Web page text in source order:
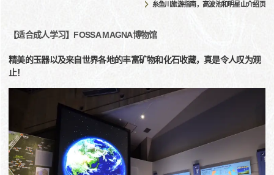
糸鱼川旅游指南，高波池和明星山介绍页
【适合成人学习】FOSSA MAGNA博物馆
精美的玉器以及来自世界各地的丰富矿物和化石收藏，真是令人叹为观
止！